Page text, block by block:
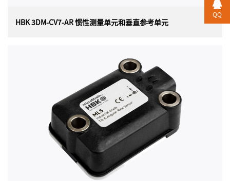
HBK 3DM-CV7-AR 惯性测量单元和垂直参考单元
HBK 3DM-CV7-AR 惯性测量单元和垂直参考单元
美国 HBK（原 Lord）MicroStrain 3DM-CV7-AR 惯性测量
单元 (IMU) 和垂直参考单元 (VRU) 以迄今为止最小、最轻
的 OEM 封装提供战术级性能。每个 3DM-CV7-AR 传感器
均经过单独校准，可在各种操作条件下实现最佳性能。
QQ